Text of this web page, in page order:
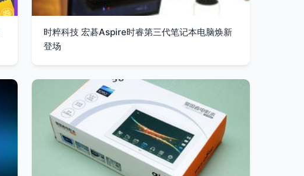
时粹科技 宏碁Aspire时睿第三代笔记本电脑焕新
登场